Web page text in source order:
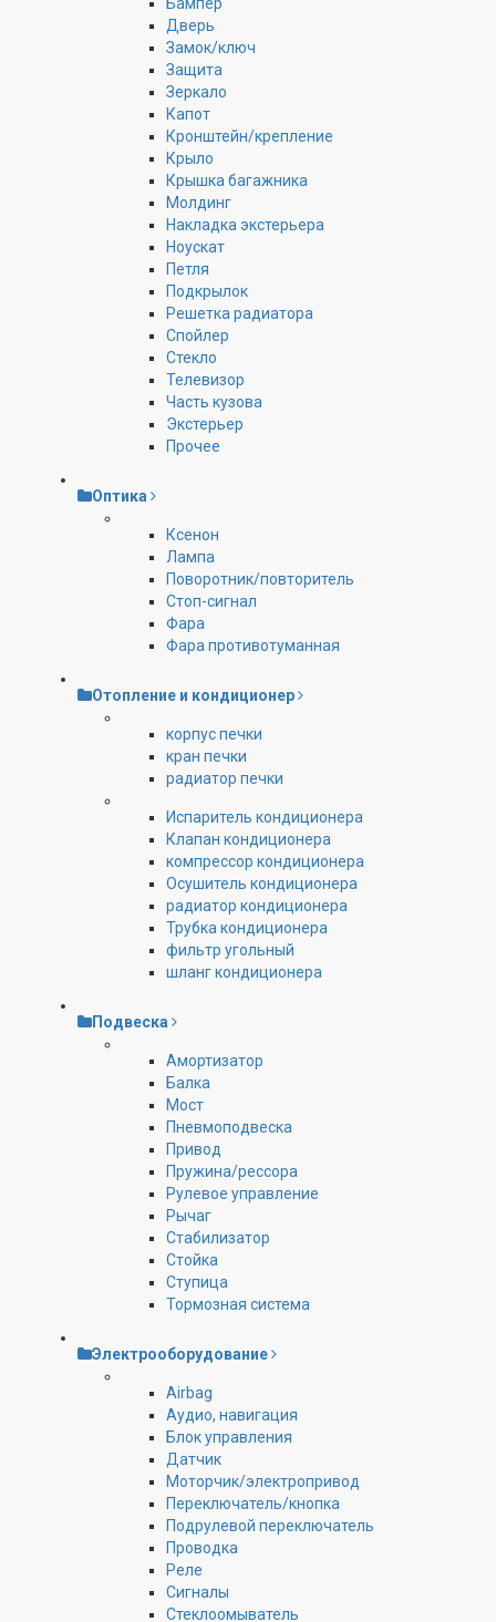
Бампер
Дверь
Замок/ключ
Защита
Зеркало
Капот
Кронштейн/крепление
Крыло
Крышка багажника
Молдинг
Накладка экстерьера
Ноускат
Петля
Подкрылок
Решетка радиатора
Спойлер
Стекло
Телевизор
Часть кузова
Экстерьер
Прочее
Оптика
Ксенон
Лампа
Поворотник/повторитель
Стоп-сигнал
Фара
Фара противотуманная
Отопление и кондиционер
корпус печки
кран печки
радиатор печки
Испаритель кондиционера
Клапан кондиционера
компрессор кондиционера
Осушитель кондиционера
радиатор кондиционера
Трубка кондиционера
фильтр угольный
шланг кондиционера
Подвеска
Амортизатор
Балка
Мост
Пневмоподвеска
Привод
Пружина/рессора
Рулевое управление
Рычаг
Стабилизатор
Стойка
Ступица
Тормозная система
Электрооборудование
Airbag
Аудио, навигация
Блок управления
Датчик
Моторчик/электропривод
Переключатель/кнопка
Подрулевой переключатель
Проводка
Реле
Сигналы
Стеклоомыватель